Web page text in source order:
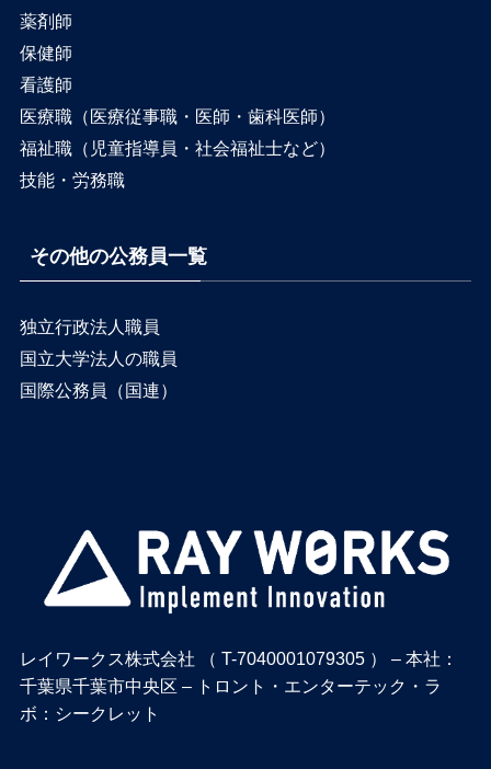
薬剤師
保健師
看護師
医療職（医療従事職・医師・歯科医師）
福祉職（児童指導員・社会福祉士など）
技能・労務職
その他の公務員一覧
独立行政法人職員
国立大学法人の職員
国際公務員（国連）
レイワークス株式会社 （ T-7040001079305 ） – 本社：
千葉県千葉市中央区 – トロント・エンターテック・ラ
ボ：シークレット